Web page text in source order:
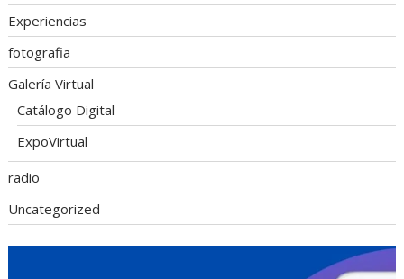
Experiencias
fotografia
Galería Virtual
Catálogo Digital
ExpoVirtual
radio
Uncategorized